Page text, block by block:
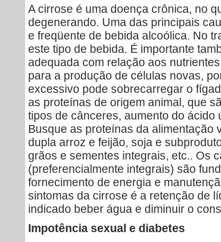
A cirrose é uma doença crônica, no
degenerando. Uma das principais
e freqüente de bebida alcoólica. No
este tipo de bebida. É importante
adequada com relação aos
para a produção de células novas,
excessivo pode sobrecarregar o
as proteínas de origem animal, que
tipos de cânceres, aumento do ácido
Busque as proteínas da alimentação
dupla arroz e feijão, soja e
grãos e sementes integrais, etc.. Os
(preferencialmente integrais) são
fornecimento de energia e
sintomas da cirrose é a retenção de
indicado beber água e diminuir o
Impotência sexual e diabetes